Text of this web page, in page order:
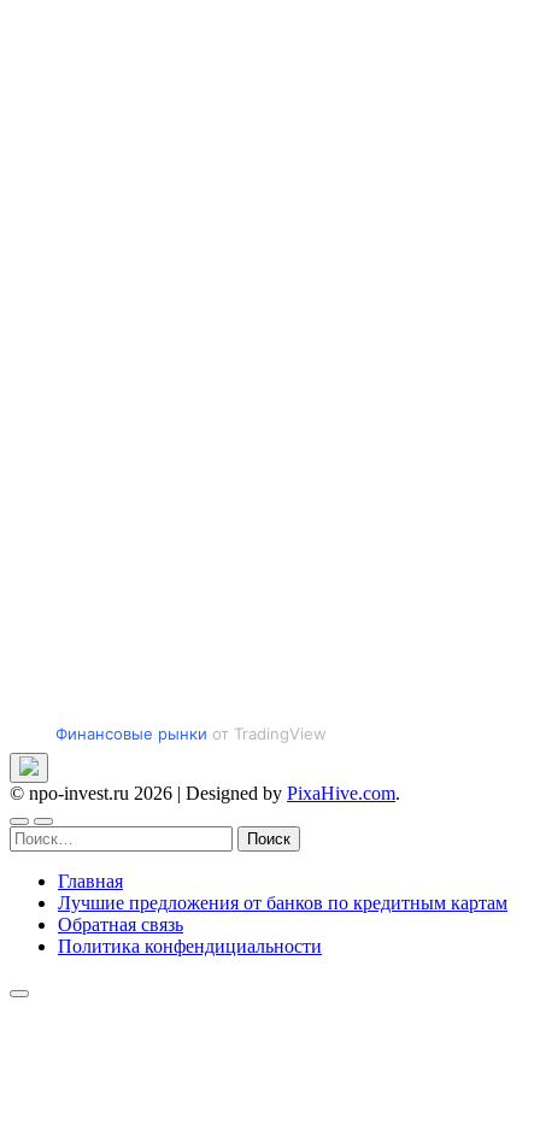
Финансовые рынки от TradingView
© npo-invest.ru 2026 | Designed by PixaHive.com.
Найти:
Главная
Лучшие предложения от банков по кредитным картам
Обратная связь
Политика конфендициальности